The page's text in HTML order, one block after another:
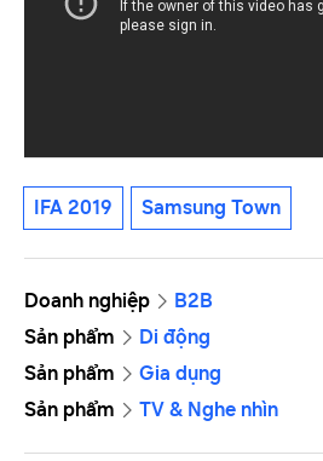
IFA 2019 Samsung Town
Doanh nghiệp
B2B
Sản phẩm
Di động
Sản phẩm
Gia dụng
Sản phẩm
TV & Nghe nhìn